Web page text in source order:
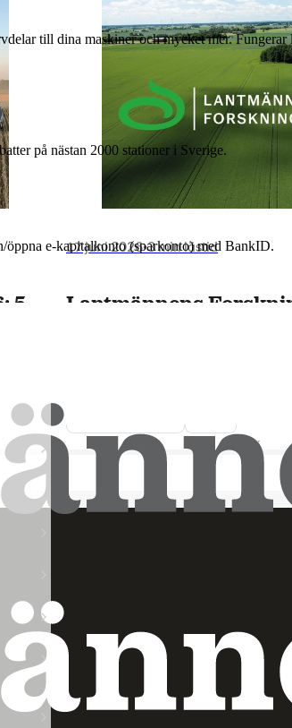
till dina maskiner och mycket mer.
på nästan 2000 stationer i Sverige.
öppna e-kapitalkonto (sparkonto) med BankID.
5
17 juni 2026•3 min lästid
Lantmännens